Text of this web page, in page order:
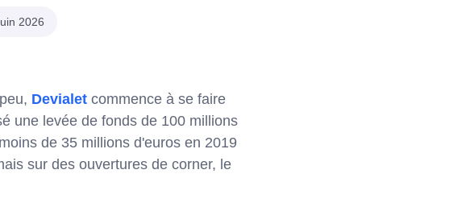
2026
Devialet commence à se faire
une levée de fonds de 100 millions
de 35 millions d'euros en 2019
sur des ouvertures de corner, le